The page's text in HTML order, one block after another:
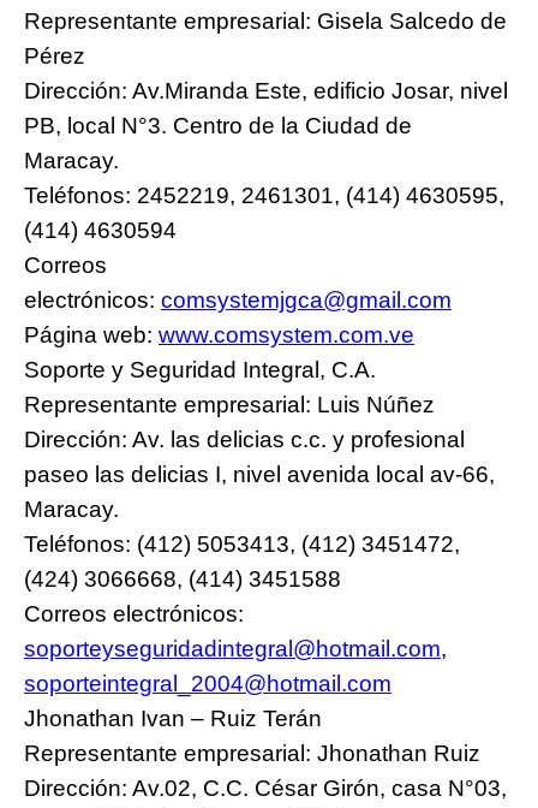
Representante empresarial: Gisela Salcedo de
Pérez
Dirección: Av.Miranda Este, edificio Josar, nivel
PB, local N°3. Centro de la Ciudad de
Maracay.
Teléfonos: 2452219, 2461301, (414) 4630595,
(414) 4630594
Correos
electrónicos: comsystemjgca@gmail.com
Página web: www.comsystem.com.ve
Soporte y Seguridad Integral, C.A.
Representante empresarial: Luis Núñez
Dirección: Av. las delicias c.c. y profesional
paseo las delicias I, nivel avenida local av-66,
Maracay.
Teléfonos: (412) 5053413, (412) 3451472,
(424) 3066668, (414) 3451588
Correos electrónicos:
soporteyseguridadintegral@hotmail.com,
soporteintegral_2004@hotmail.com
Jhonathan Ivan – Ruiz Terán
Representante empresarial: Jhonathan Ruiz
Dirección: Av.02, C.C. César Girón, casa N°03,